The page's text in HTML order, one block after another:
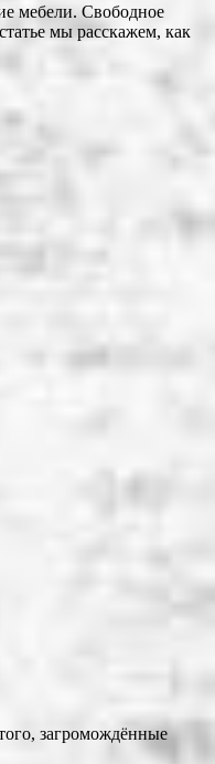
мебели. Свободное
мы расскажем, как
загромождённые